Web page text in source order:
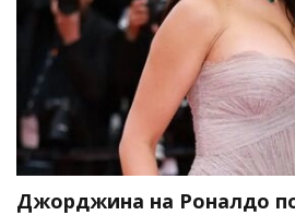
Джорджина на Роналдо